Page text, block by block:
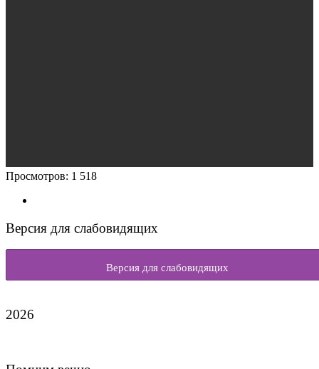
Просмотров: 1 518
Версия для слабовидящих
Версия для слабовидящих
2026